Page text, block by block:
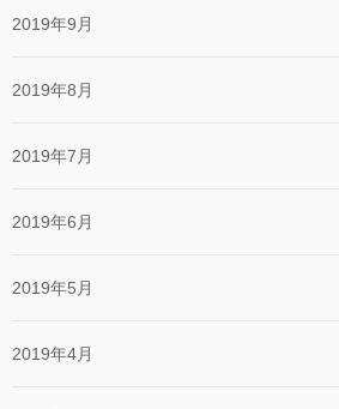
2019年9月
2019年8月
2019年7月
2019年6月
2019年5月
2019年4月